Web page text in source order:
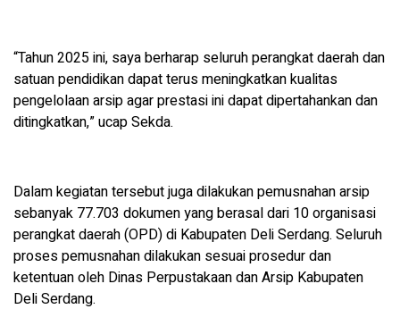
“Tahun 2025 ini, saya berharap seluruh perangkat daerah dan
satuan pendidikan dapat terus meningkatkan kualitas
pengelolaan arsip agar prestasi ini dapat dipertahankan dan
ditingkatkan,” ucap Sekda.
Dalam kegiatan tersebut juga dilakukan pemusnahan arsip
sebanyak 77.703 dokumen yang berasal dari 10 organisasi
perangkat daerah (OPD) di Kabupaten Deli Serdang. Seluruh
proses pemusnahan dilakukan sesuai prosedur dan
ketentuan oleh Dinas Perpustakaan dan Arsip Kabupaten
Deli Serdang.